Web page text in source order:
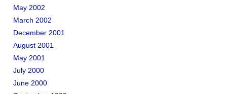
May 2002
March 2002
December 2001
August 2001
May 2001
July 2000
June 2000